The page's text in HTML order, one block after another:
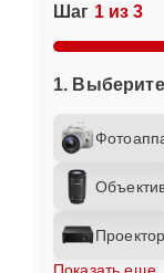
Шаг 1 из 3
1.
Проектор